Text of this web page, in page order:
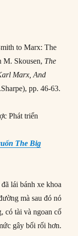
to Marx: The
M. Skousen, The
Marx, And
pp. 46-63.
Phát triển
The Big
lái bánh xe khoa
mà sau đó nó
có tài và ngoan cố
gây bối rối hơn.